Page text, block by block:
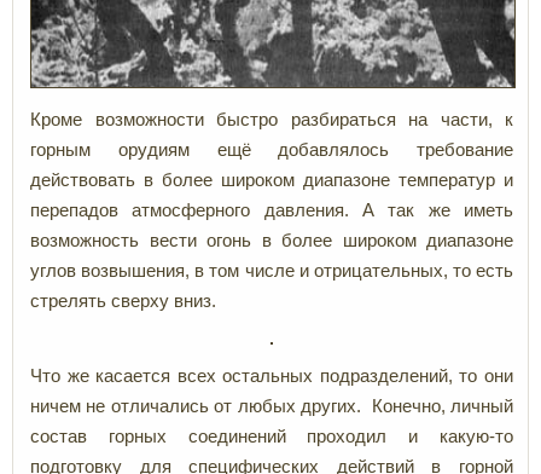
Кроме возможности быстро разбираться на части, к
горным орудиям ещё добавлялось требование
действовать в более широком диапазоне температур и
перепадов атмосферного давления. А так же иметь
возможность вести огонь в более широком диапазоне
углов возвышения, в том числе и отрицательных, то есть
стрелять сверху вниз.
Что же касается всех остальных подразделений, то они
ничем не отличались от любых других. Конечно, личный
состав горных соединений проходил и какую-то
подготовку для специфических действий в горной